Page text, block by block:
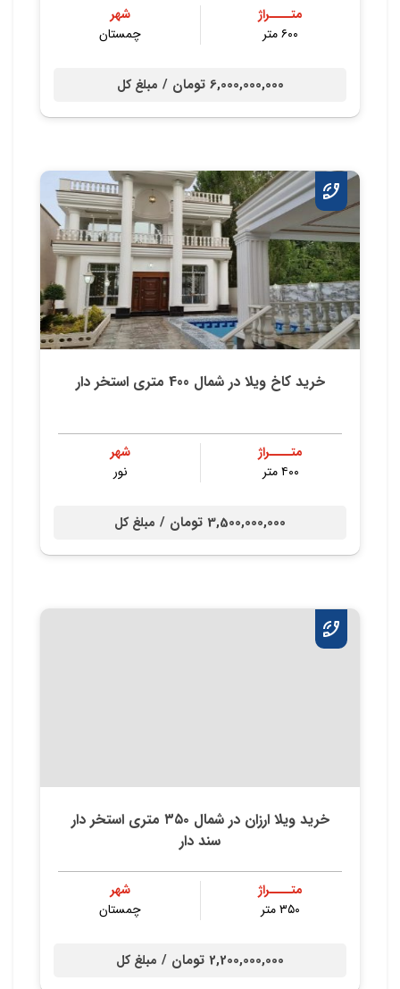
متــــراژ
۶۰۰ متر
شهر
چمستان
6,000,000,000 تومان / مبلغ کل
خرید کاخ ویلا در شمال 400 متری استخر دار
متــــراژ
۴۰۰ متر
شهر
نور
3,500,000,000 تومان / مبلغ کل
خرید ویلا ارزان در شمال ۳۵۰ متری استخر دار
سند دار
متــــراژ
۳۵۰ متر
شهر
چمستان
2,200,000,000 تومان / مبلغ کل